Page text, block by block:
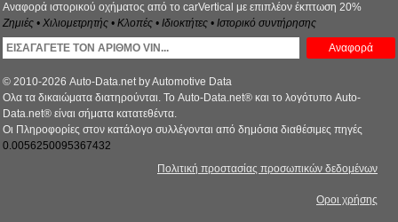
Αναφορά ιστορικού οχήματος από το carVertical με επιπλέον έκπτωση 20%
Ζημιές • Χιλιομετρητής • Κλοπές • Ιδιοκτήτες • Ιστορικό συντήρησης
Αναφορά
© 2010-2026 Auto-Data.net by Automotive Data
Ολα τα δικαιώματα διατηρούνται. Το Auto-Data.net® και το λογότυπο Auto-
Data.net® είναι σήματα κατατεθέντα.
Οι Πληροφορίες στον κατάλογο συλλέγονται από δημόσια διαθέσιμες πηγές
0.0056250095367432
Πολιτική προστασίας προσωπικών δεδομένων
Οροι χρήσης